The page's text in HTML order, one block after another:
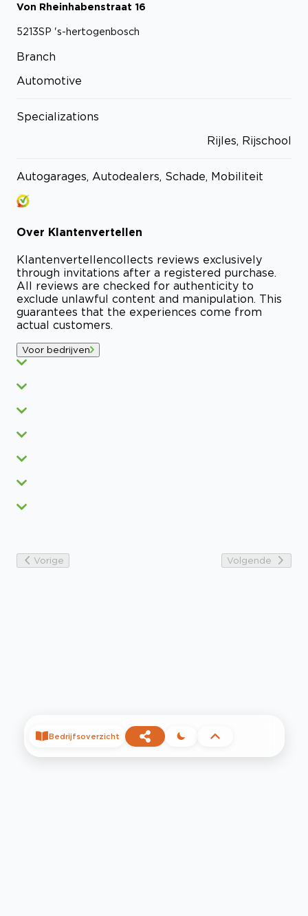
Von Rheinhabenstraat 16
5213SP 's-hertogenbosch
Branch
Automotive
Specializations
Rijles, Rijschool
Autogarages, Autodealers, Schade, Mobiliteit
Over Klantenvertellen
Klantenvertellencollects reviews exclusively
through invitations after a registered purchase.
All reviews are checked for authenticity to
exclude unlawful content and manipulation. This
guarantees that the experiences come from
actual customers.
Voor bedrijven
Vorige Volgende
Bedrijfsoverzicht